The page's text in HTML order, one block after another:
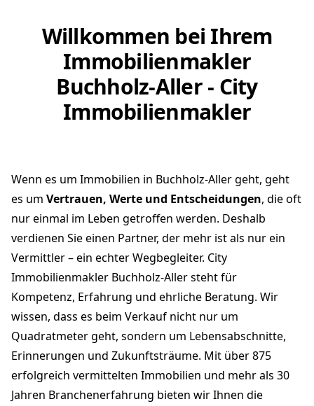
Willkommen bei Ihrem
Immobilienmakler
Buchholz-Aller - City
Immobilienmakler
Wenn es um Immobilien in Buchholz-Aller geht, geht
es um Vertrauen, Werte und Entscheidungen, die oft
nur einmal im Leben getroffen werden. Deshalb
verdienen Sie einen Partner, der mehr ist als nur ein
Vermittler – ein echter Wegbegleiter. City
Immobilienmakler Buchholz-Aller steht für
Kompetenz, Erfahrung und ehrliche Beratung. Wir
wissen, dass es beim Verkauf nicht nur um
Quadratmeter geht, sondern um Lebensabschnitte,
Erinnerungen und Zukunftsträume. Mit über 875
erfolgreich vermittelten Immobilien und mehr als 30
Jahren Branchenerfahrung bieten wir Ihnen die